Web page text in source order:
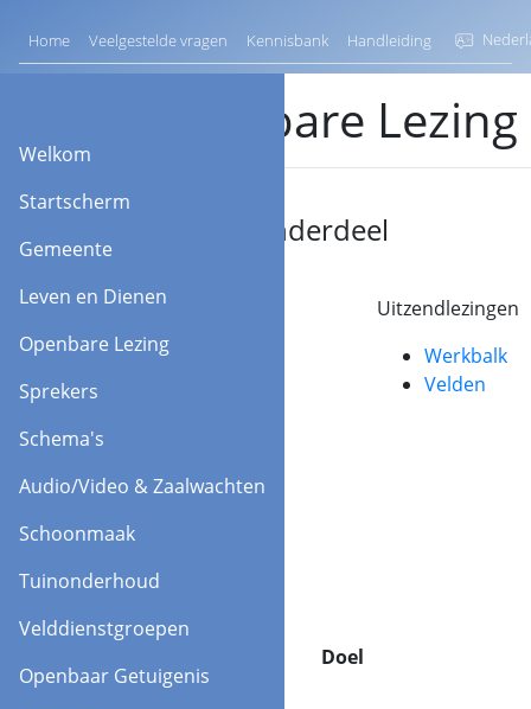
Home Veelgestelde vragen Kennisbank Handleiding
Welkom
Startscherm
Gemeente
Leven en Dienen
Openbare Lezing
Sprekers
Schema's
Audio/Video & Zaalwachten
Schoonmaak
Tuinonderhoud
Velddienstgroepen
Openbaar Getuigenis
Openbare Lezing
Ga naar onderdeel
Thuislezingen
Uitzendlezingen
Werkbalk
Velden
Doel